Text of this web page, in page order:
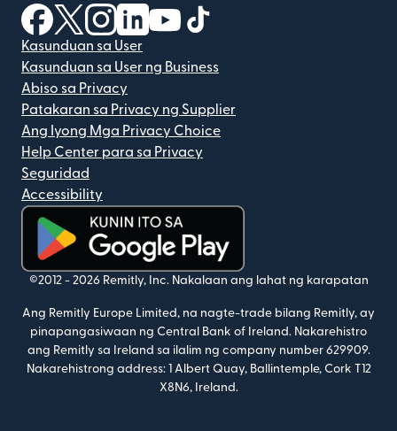
(bubukas sa bagong window)
(bubukas sa bagong window)
(bubukas sa bagong window)
(bubukas sa bagong window)
(bubukas sa bagong window)
Kasunduan sa User
Kasunduan sa User ng Business
Abiso sa Privacy
Patakaran sa Privacy ng Supplier
Ang Iyong Mga Privacy Choice
Help Center para sa Privacy
Seguridad
Accessibility
(bubukas sa bagong window)
©2012 - 2026 Remitly, Inc. Nakalaan ang lahat ng karapatan
Ang Remitly Europe Limited, na nagte-trade bilang Remitly, ay
pinapangasiwaan ng Central Bank of Ireland. Nakarehistro
ang Remitly sa Ireland sa ilalim ng company number 629909.
Nakarehistrong address: 1 Albert Quay, Ballintemple, Cork T12
X8N6, Ireland.